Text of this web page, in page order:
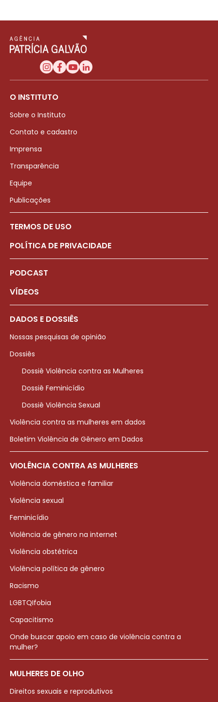
O INSTITUTO
Sobre o Instituto
Contato e cadastro
Imprensa
Transparência
Equipe
Publicações
TERMOS DE USO
POLÍTICA DE PRIVACIDADE
PODCAST
VÍDEOS
DADOS E DOSSIÊS
Nossas pesquisas de opinião
Dossiês
Dossiê Violência contra as Mulheres
Dossiê Feminicídio
Dossiê Violência Sexual
Violência contra as mulheres em dados
Boletim Violência de Gênero em Dados
VIOLÊNCIA CONTRA AS MULHERES
Violência doméstica e familiar
Violência sexual
Feminicídio
Violência de gênero na internet
Violência obstétrica
Violência política de gênero
Racismo
LGBTQIfobia
Capacitismo
Onde buscar apoio em caso de violência contra a
mulher?
MULHERES DE OLHO
Direitos sexuais e reprodutivos